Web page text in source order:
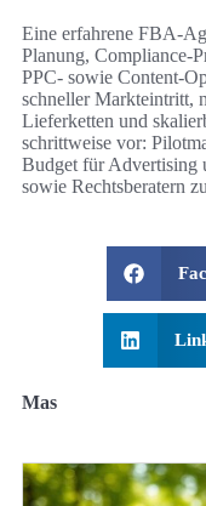
Eine erfahrene FBA-
Planung, Compliance-
PPC- sowie Content-
schneller Markteintritt,
Lieferketten und
schrittweise vor:
Budget für Advertising
sowie Rechtsberatern
Mas